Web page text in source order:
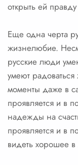
открыть ей
Еще одна черта
жизнелюбие.
русские люди
умеют
моменты даже в
проявляется и в
надежды на
проявляется и в
видеть хорошее